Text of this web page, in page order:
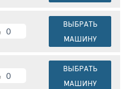
0
ВЫБРАТЬ
МАШИНУ
0
ВЫБРАТЬ
МАШИНУ